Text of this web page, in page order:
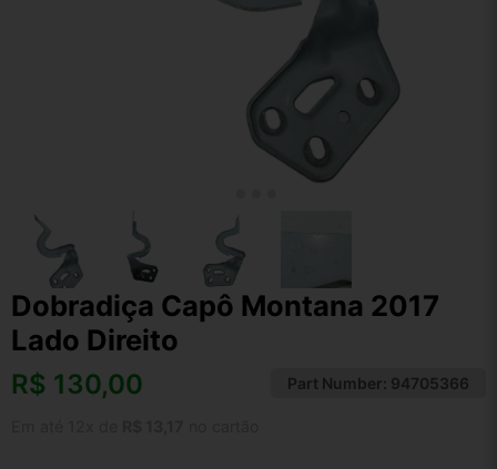
Dobradiça Capô Montana 2017
Lado Direito
R$ 130,00 Part Number: 94705366